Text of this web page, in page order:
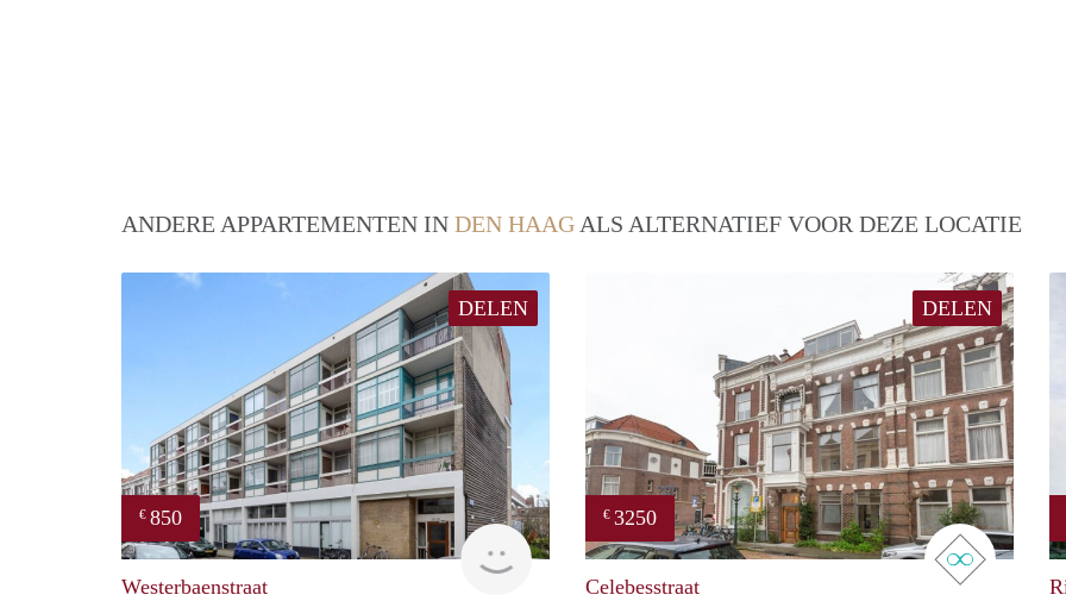
ANDERE APPARTEMENTEN IN DEN HAAG ALS ALTERNATIEF VOOR DEZE LOCATIE
DELEN
€ 850
Woning
Westerbaenstraat
DELEN
€ 3250
real estate
Celebesstraat